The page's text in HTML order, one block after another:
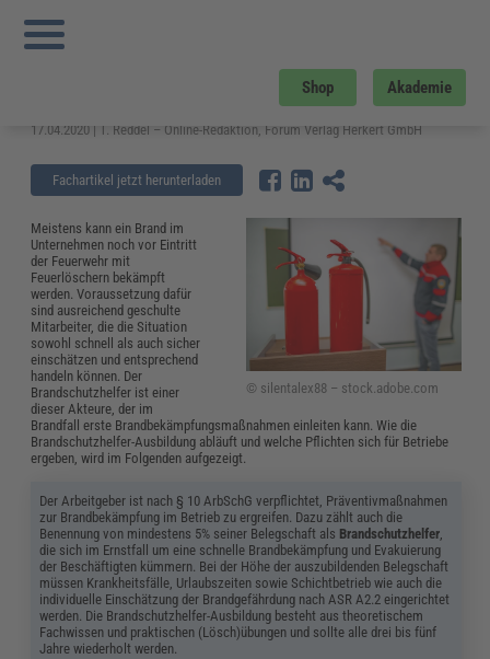
Shop Akademie
Sie sind hier:
Ausbildung, Aufgaben und Pflichten für Betriebe
Brandschutzhelfer – Ausbildung,
Aufgaben und Pflichten für Betriebe
17.04.2020 | T. Reddel – Online-Redaktion, Forum Verlag Herkert GmbH
Fachartikel jetzt herunterladen
© silentalex88 – stock.adobe.com
Meistens kann ein Brand im
Unternehmen noch vor Eintritt
der Feuerwehr mit
Feuerlöschern bekämpft
werden. Voraussetzung dafür
sind ausreichend geschulte
Mitarbeiter, die die Situation
sowohl schnell als auch sicher
einschätzen und entsprechend
handeln können. Der
Brandschutzhelfer ist einer
dieser Akteure, der im
Brandfall erste Brandbekämpfungsmaßnahmen einleiten kann. Wie die
Brandschutzhelfer-Ausbildung abläuft und welche Pflichten sich für Betriebe
ergeben, wird im Folgenden aufgezeigt.
Der Arbeitgeber ist nach § 10 ArbSchG verpflichtet, Präventivmaßnahmen
zur Brandbekämpfung im Betrieb zu ergreifen. Dazu zählt auch die
Benennung von mindestens 5% seiner Belegschaft als Brandschutzhelfer,
die sich im Ernstfall um eine schnelle Brandbekämpfung und Evakuierung
der Beschäftigten kümmern. Bei der Höhe der auszubildenden Belegschaft
müssen Krankheitsfälle, Urlaubszeiten sowie Schichtbetrieb wie auch die
individuelle Einschätzung der Brandgefährdung nach ASR A2.2 eingerichtet
werden. Die Brandschutzhelfer-Ausbildung besteht aus theoretischem
Fachwissen und praktischen (Lösch)übungen und sollte alle drei bis fünf
Jahre wiederholt werden.